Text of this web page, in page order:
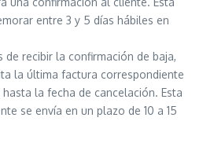
entre 3 y 5 días hábiles en
de recibir la confirmación de baja,
la última factura correspondiente
la fecha de cancelación. Esta
se envía en un plazo de 10 a 15